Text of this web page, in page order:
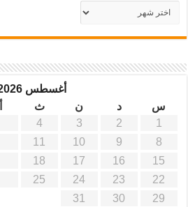
أرشيف
موقع
آفاق
أغسطس 2026
س
د ن ث
1
2
3
4
8
9
10
11
15
16
17
18
22
23
24
25
29
30
31